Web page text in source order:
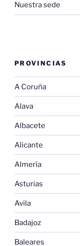
Nuestra sede
PROVINCIAS
A Coruña
Alava
Albacete
Alicante
Almería
Asturias
Avila
Badajoz
Baleares